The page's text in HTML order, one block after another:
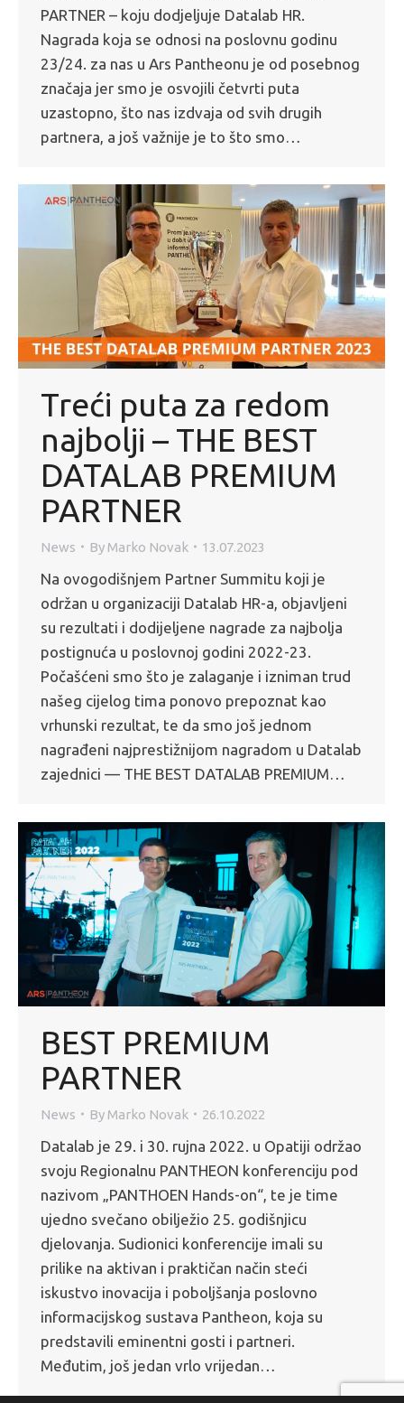
PARTNER – koju dodjeljuje Datalab HR.
Nagrada koja se odnosi na poslovnu godinu
23/24. za nas u Ars Pantheonu je od posebnog
značaja jer smo je osvojili četvrti puta
uzastopno, što nas izdvaja od svih drugih
partnera, a još važnije je to što smo…
Treći puta za redom
najbolji – THE BEST
DATALAB PREMIUM
PARTNER
News By Marko Novak 13.07.2023
Na ovogodišnjem Partner Summitu koji je
održan u organizaciji Datalab HR-a, objavljeni
su rezultati i dodijeljene nagrade za najbolja
postignuća u poslovnoj godini 2022-23.
Počašćeni smo što je zalaganje i izniman trud
našeg cijelog tima ponovo prepoznat kao
vrhunski rezultat, te da smo još jednom
nagrađeni najprestižnijom nagradom u Datalab
zajednici — THE BEST DATALAB PREMIUM…
BEST PREMIUM
PARTNER
News By Marko Novak 26.10.2022
Datalab je 29. i 30. rujna 2022. u Opatiji održao
svoju Regionalnu PANTHEON konferenciju pod
nazivom „PANTHOEN Hands-on“, te je time
ujedno svečano obilježio 25. godišnjicu
djelovanja. Sudionici konferencije imali su
prilike na aktivan i praktičan način steći
iskustvo inovacija i poboljšanja poslovno
informacijskog sustava Pantheon, koja su
predstavili eminentni gosti i partneri.
Međutim, još jedan vrlo vrijedan…